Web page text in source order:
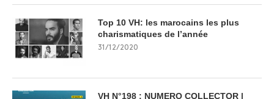
Top 10 VH: les marocains les plus
charismatiques de l’année
31/12/2020
VH N°198 : NUMERO COLLECTOR |